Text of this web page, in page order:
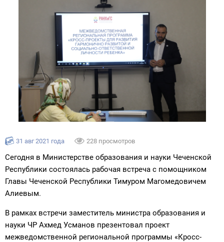
31 авг 2021 года 228 просмотров
Сегодня в Министерстве образования и науки Чеченской
Республики состоялась рабочая встреча с помощником
Главы Чеченской Республики Тимуром Магомедовичем
Алиевым.
В рамках встречи заместитель министра образования и
науки ЧР Ахмед Усманов презентовал проект
межведомственной региональной программы «Кросс-